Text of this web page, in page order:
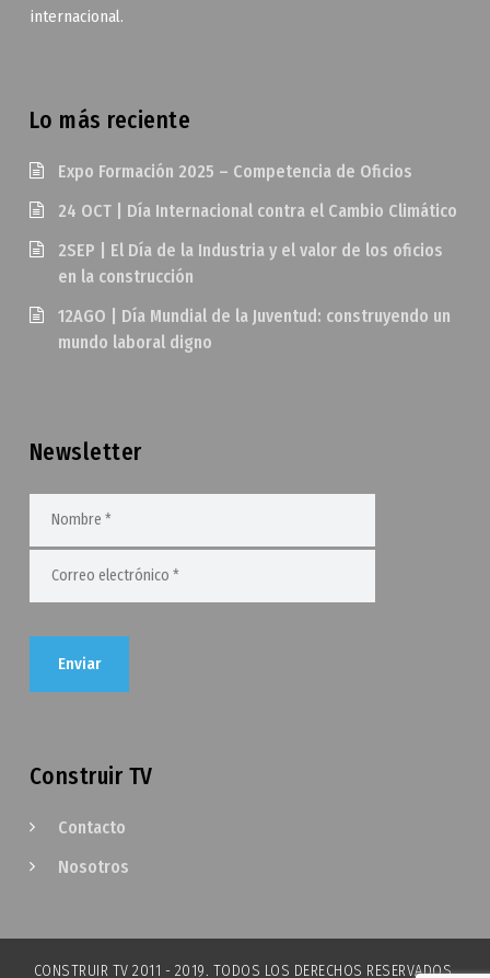
internacional.
Lo más reciente
Expo Formación 2025 – Competencia de Oficios
24 OCT | Día Internacional contra el Cambio Climático
2SEP | El Día de la Industria y el valor de los oficios
en la construcción
12AGO | Día Mundial de la Juventud: construyendo un
mundo laboral digno
Newsletter
Construir TV
Contacto
Nosotros
CONSTRUIR TV 2011 - 2019. TODOS LOS DERECHOS RESERVADOS.